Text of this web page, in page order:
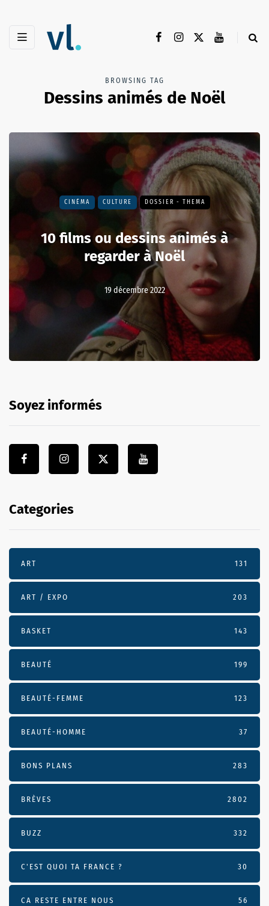
BROWSING TAG
Dessins animés de Noël
CINÉMA CULTURE DOSSIER - THEMA
10 films ou dessins animés à
regarder à Noël
19 décembre 2022
Soyez informés
Categories
ART 131
ART / EXPO 203
BASKET 143
BEAUTÉ 199
BEAUTÉ-FEMME 123
BEAUTÉ-HOMME 37
BONS PLANS 283
BRÈVES 2802
BUZZ 332
C'EST QUOI TA FRANCE ? 30
CA RESTE ENTRE NOUS 56